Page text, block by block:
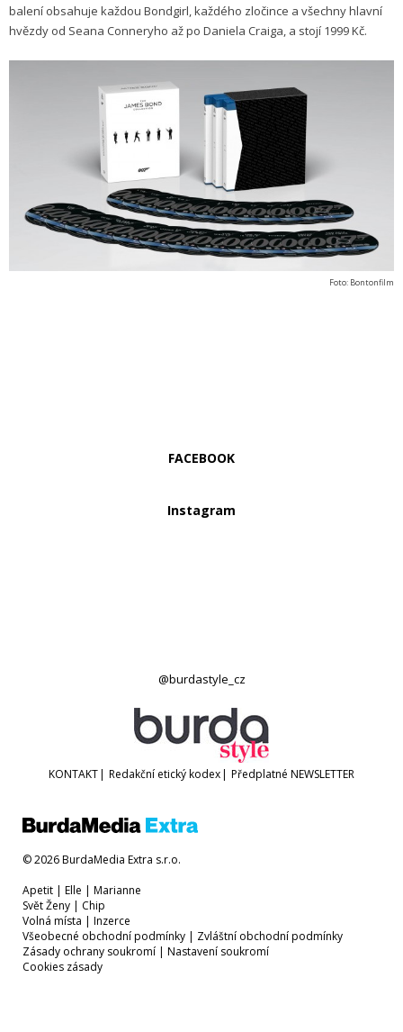
balení obsahuje každou Bondgirl, každého zločince a všechny hlavní
hvězdy od Seana Conneryho až po Daniela Craiga, a stojí 1999 Kč.
Foto: Bontonfilm
FACEBOOK
Instagram
@burdastyle_cz
KONTAKT| Redakční etický kodex| Předplatné NEWSLETTER
© 2026 BurdaMedia Extra s.r.o.
Apetit | Elle | Marianne
Svět Ženy | Chip
Volná místa | Inzerce
Všeobecné obchodní podmínky | Zvláštní obchodní podmínky
Zásady ochrany soukromí | Nastavení soukromí
Cookies zásady